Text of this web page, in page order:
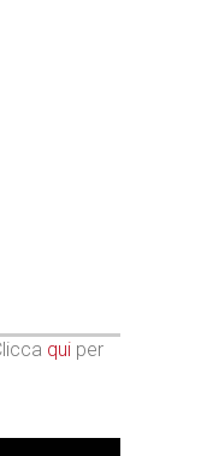
qui per